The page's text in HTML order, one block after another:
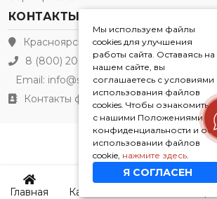
Мы используем файлы
cookies для улучшения
работы сайта. Оставаясь на
нашем сайте, вы
соглашаетесь с условиями
использования файлов
cookies. Чтобы ознакомиться
с нашими Положениями о
конфиденциальности и об
использовании файлов
cookie, нажмите здесь.
Я СОГЛАСЕН
Главная
Каталог
КОНТАКТЫ
Красноярск
8 (800) 200-21-91
Email: info@sleepkaif.ru
Контакты филиалов
Sleepkaif® 2026